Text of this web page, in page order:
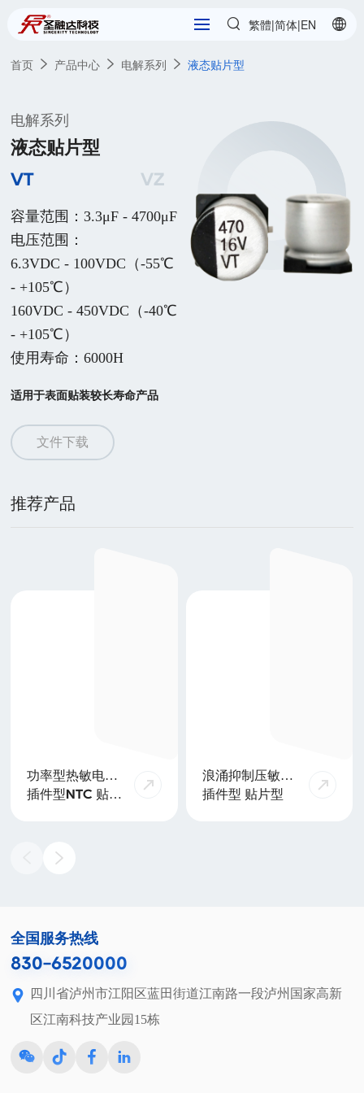
繁體|简体|EN
首页 产品中心 电解系列 液态贴片型
电解系列
液态贴片型
VT VZ
容量范围：3.3μF - 4700μF
电压范围：
6.3VDC - 100VDC（-55℃
- +105℃）
160VDC - 450VDC（-40℃
- +105℃）
使用寿命：6000H
适用于表面贴装较长寿命产品
文件下载
推荐产品
功率型热敏电阻
器
插件型NTC 贴片
浪涌抑制压敏电
阻
插件型 贴片型
全国服务热线
830-6520000
四川省泸州市江阳区蓝田街道江南路一段泸州国家高新
区江南科技产业园15栋